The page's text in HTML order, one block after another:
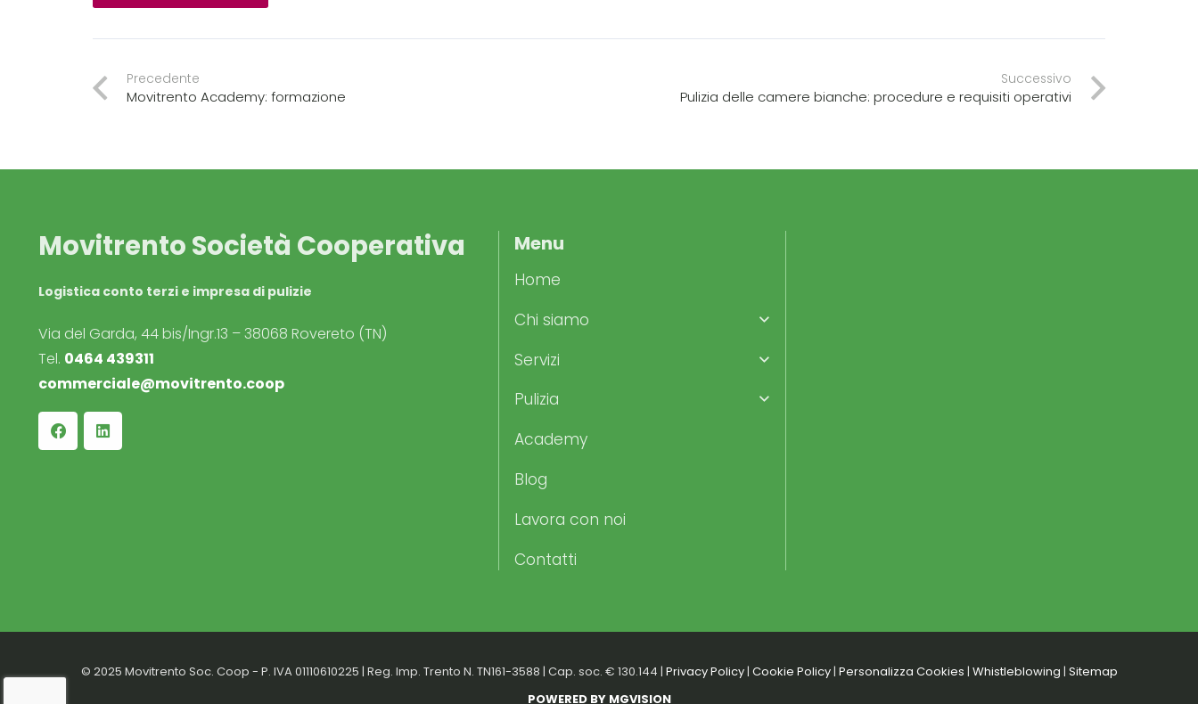
Precedente
Movitrento Academy: formazione
Successivo
Pulizia delle camere bianche: procedure e requisiti operativi
Movitrento Società Cooperativa
Logistica conto terzi e impresa di pulizie
Via del Garda, 44 bis/Ingr.13 – 38068 Rovereto (TN)
Tel. 0464 439311
commerciale@movitrento.coop
Menu
Home
Chi siamo
Servizi
Pulizia
Academy
Blog
Lavora con noi
Contatti
© 2025 Movitrento Soc. Coop - P. IVA 01110610225 | Reg. Imp. Trento N. TN161-3588 | Cap. soc. € 130.144 | Privacy Policy| Cookie Policy| Personalizza Cookies | Whistleblowing | Sitemap
POWERED BY MGVISION